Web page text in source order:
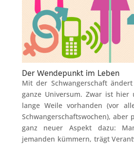
Der Wendepunkt im Leben
Mit der Schwangerschaft
ganze Universum. Zwar ist hier
lange Weile vorhanden (vor
Schwangerschaftswochen), aber
ganz neuer Aspekt dazu:
jemanden kümmern, trägt